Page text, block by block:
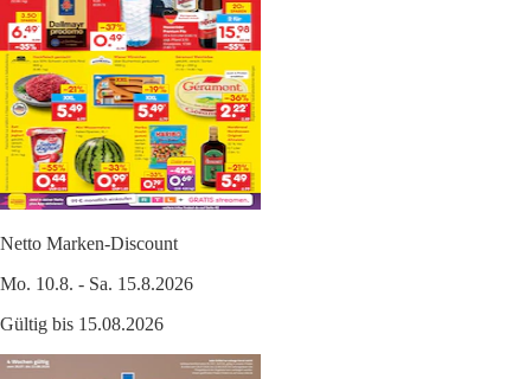
Netto Marken-Discount
Mo. 10.8. - Sa. 15.8.2026
Gültig bis 15.08.2026